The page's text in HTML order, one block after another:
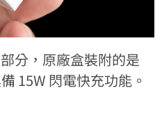
分，原廠盒裝附的是
15W 閃電快充功能。